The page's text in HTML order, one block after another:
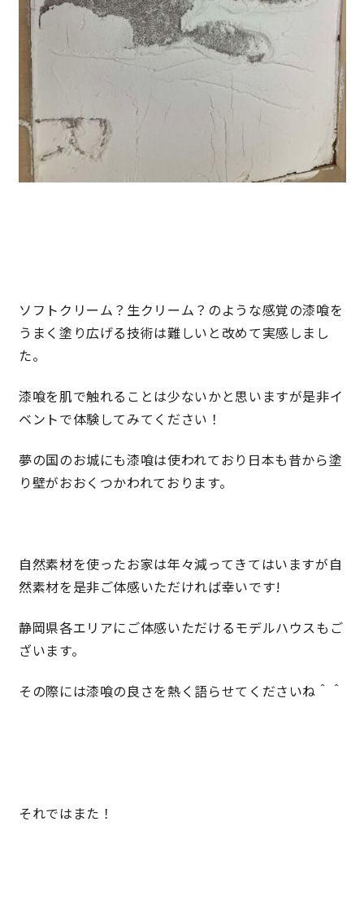
快適な室内環境へのこだわり
生涯続く安心のアフターフォロー
ラインナップ
最響の家
Blue Style
キママプラス
納得リフォームスタジオ nattoku リノベ
お知らせ 土地情報
近日分譲予定情報
動画ギャラリー 採用情報
ソフトクリーム？生クリーム？のような感覚の漆喰を
うまく塗り広げる技術は難しいと改めて実感しまし
た。
漆喰を肌で触れることは少ないかと思いますが是非イ
ベントで体験してみてください！
夢の国のお城にも漆喰は使われており日本も昔から塗
り壁がおおくつかわれております。
自然素材を使ったお家は年々減ってきてはいますが自
然素材を是非ご体感いただければ幸いです!
静岡県各エリアにご体感いただけるモデルハウスもご
ざいます。
その際には漆喰の良さを熱く語らせてくださいね＾＾
それではまた！